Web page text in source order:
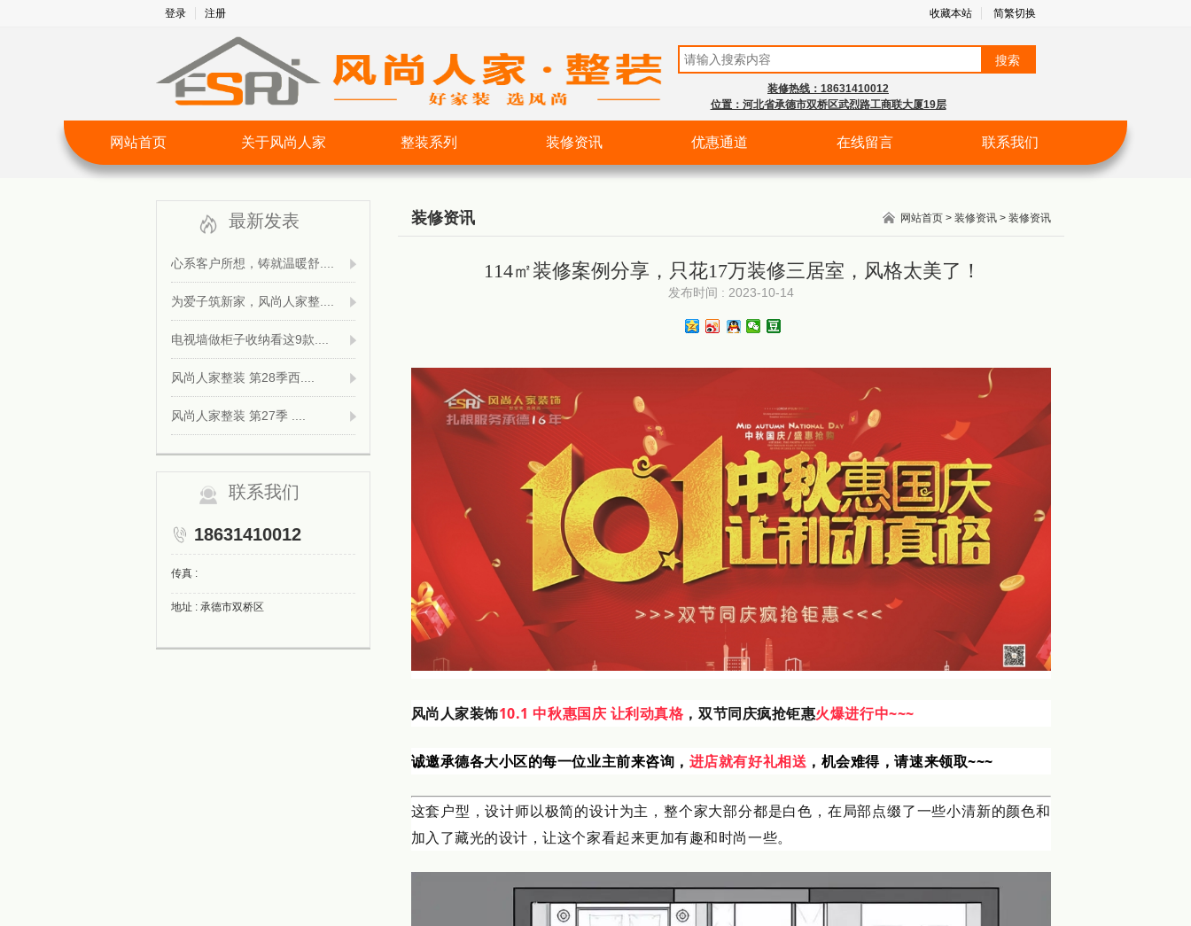
登录 注册 收藏本站 简繁切换
装修热线：18631410012
位置：河北省承德市双桥区武烈路工商联大厦19层
网站首页 关于风尚人家 整装系列 装修资讯 优惠通道 在线留言 联系我们
最新发表
心系客户所想，铸就温暖舒....
为爱子筑新家，风尚人家整....
电视墙做柜子收纳看这9款....
风尚人家整装 第28季西....
风尚人家整装 第27季 ....
联系我们
18631410012
传真 :
地址 : 承德市双桥区
装修资讯 网站首页> 装修资讯> 装修资讯
114㎡装修案例分享，只花17万装修三居室，风格太美了！
发布时间 : 2023-10-14
风尚人家装饰10.1 中秋惠国庆 让利动真格 ，双节同庆疯抢钜惠火爆进行中~~~
诚邀承德各大小区的每一位业主前来咨询， 进店就有好礼相送 ，机会难得，请速来领取~~~
这套户型，设计师以极简的设计为主，整个家大部分都是白色，在局部点缀了一些小清新的颜色和
加入了藏光的设计，让这个家看起来更加有趣和时尚一些。